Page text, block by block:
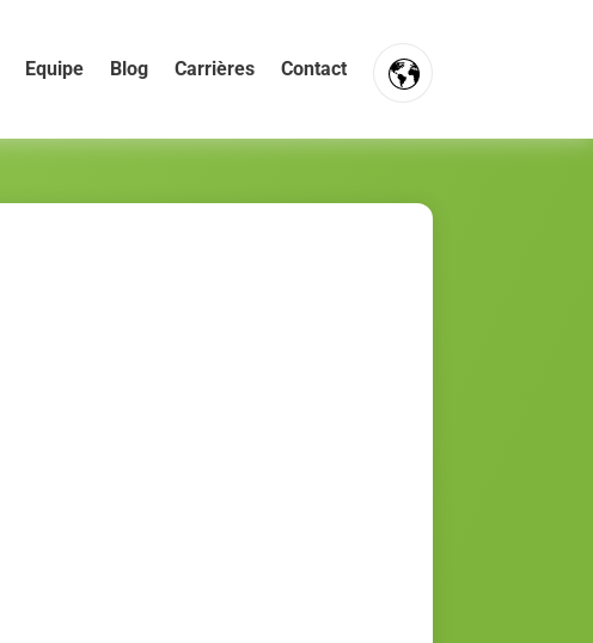
Equipe Blog Carrières Contact
FR